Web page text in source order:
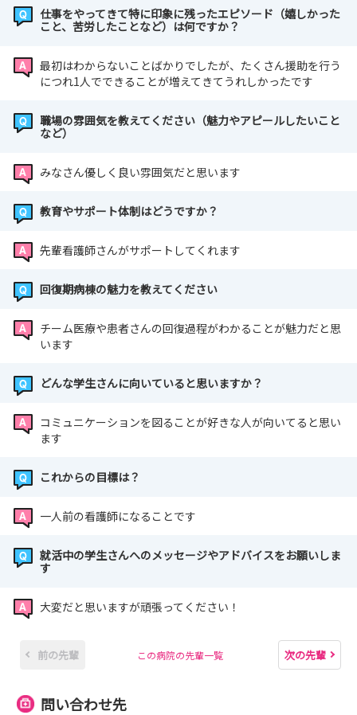
仕事をやってきて特に印象に残ったエピソード（嬉しかった
こと、苦労したことなど）は何ですか？
最初はわからないことばかりでしたが、たくさん援助を行う
につれ1人でできることが増えてきてうれしかったです
職場の雰囲気を教えてください（魅力やアピールしたいこと
など）
みなさん優しく良い雰囲気だと思います
教育やサポート体制はどうですか？
先輩看護師さんがサポートしてくれます
回復期病棟の魅力を教えてください
チーム医療や患者さんの回復過程がわかることが魅力だと思
います
どんな学生さんに向いていると思いますか？
コミュニケーションを図ることが好きな人が向いてると思い
ます
これからの目標は？
一人前の看護師になることです
就活中の学生さんへのメッセージやアドバイスをお願いしま
す
大変だと思いますが頑張ってください！
前の先輩 この病院の先輩一覧 次の先輩
問い合わせ先